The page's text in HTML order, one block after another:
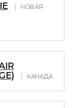
НОВАЯ
КАНАДА